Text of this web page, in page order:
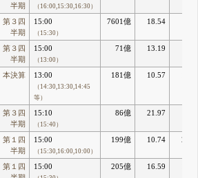
半期
（16:00,15:30,16:30）
第３四
半期
15:00
（15:30）
7601億 18.54
第３四
半期
15:00
（13:00）
71億 13.19
本決算 13:00
（14:30,13:30,14:45
等）
181億 10.57
第３四
半期
15:10
（15:40）
86億 21.97
第１四
半期
15:00
（15:30,16:00,10:00）
199億 10.74
第１四
15:00 205億 16.59